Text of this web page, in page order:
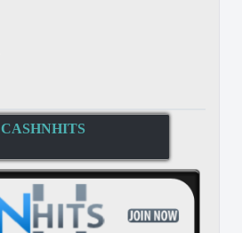
CASHNHITS